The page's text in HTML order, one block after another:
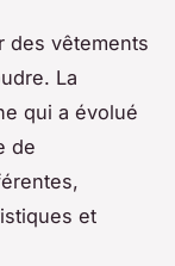
des vêtements
La
qui a évolué
de
et